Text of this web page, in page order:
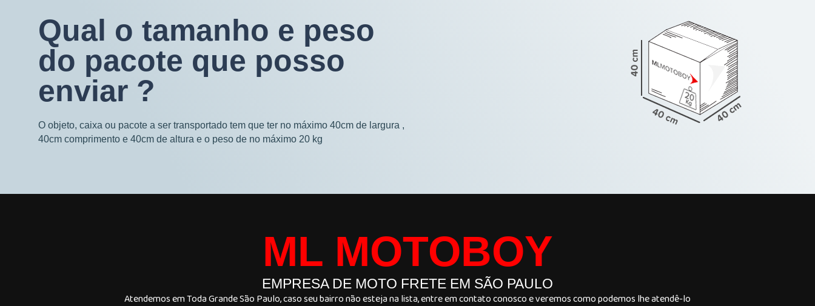
Qual o tamanho e peso
do pacote que posso
enviar ?
O objeto, caixa ou pacote a ser transportado tem que ter no máximo 40cm de largura ,
40cm comprimento e 40cm de altura e o peso de no máximo 20 kg
ML MOTOBOY
EMPRESA DE MOTO FRETE EM SÃO PAULO
Atendemos em Toda Grande São Paulo, caso seu bairro não esteja na lista, entre em contato conosco e veremos como podemos lhe atendê-lo